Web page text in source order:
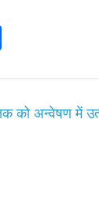
e को अन्वेषण में